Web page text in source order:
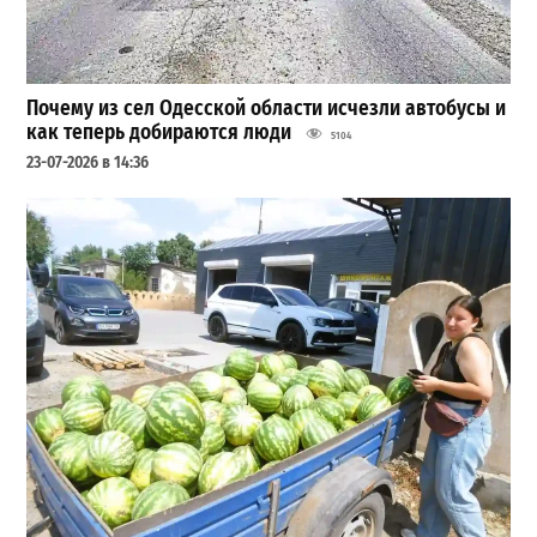
Почему из сел Одесской области исчезли автобусы и
как теперь добираются люди
5104
23-07-2026 в 14:36